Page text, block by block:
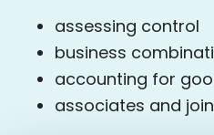
assessing control
business
accounting for
associates and